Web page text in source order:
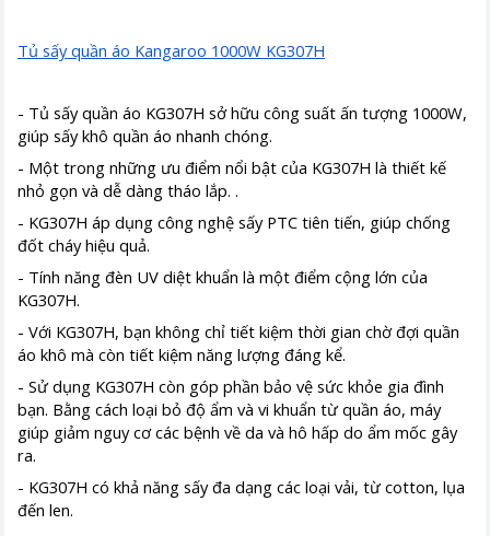
Tủ sấy quần áo Kangaroo 1000W KG307H
- Tủ sấy quần áo KG307H sở hữu công suất ấn tượng 1000W,
giúp sấy khô quần áo nhanh chóng.
- Một trong những ưu điểm nổi bật của KG307H là thiết kế
nhỏ gọn và dễ dàng tháo lắp. .
- KG307H áp dụng công nghệ sấy PTC tiên tiến, giúp chống
đốt cháy hiệu quả.
- Tính năng đèn UV diệt khuẩn là một điểm cộng lớn của
KG307H.
- Với KG307H, bạn không chỉ tiết kiệm thời gian chờ đợi quần
áo khô mà còn tiết kiệm năng lượng đáng kể.
- Sử dụng KG307H còn góp phần bảo vệ sức khỏe gia đình
bạn. Bằng cách loại bỏ độ ẩm và vi khuẩn từ quần áo, máy
giúp giảm nguy cơ các bệnh về da và hô hấp do ẩm mốc gây
ra.
- KG307H có khả năng sấy đa dạng các loại vải, từ cotton, lụa
đến len.